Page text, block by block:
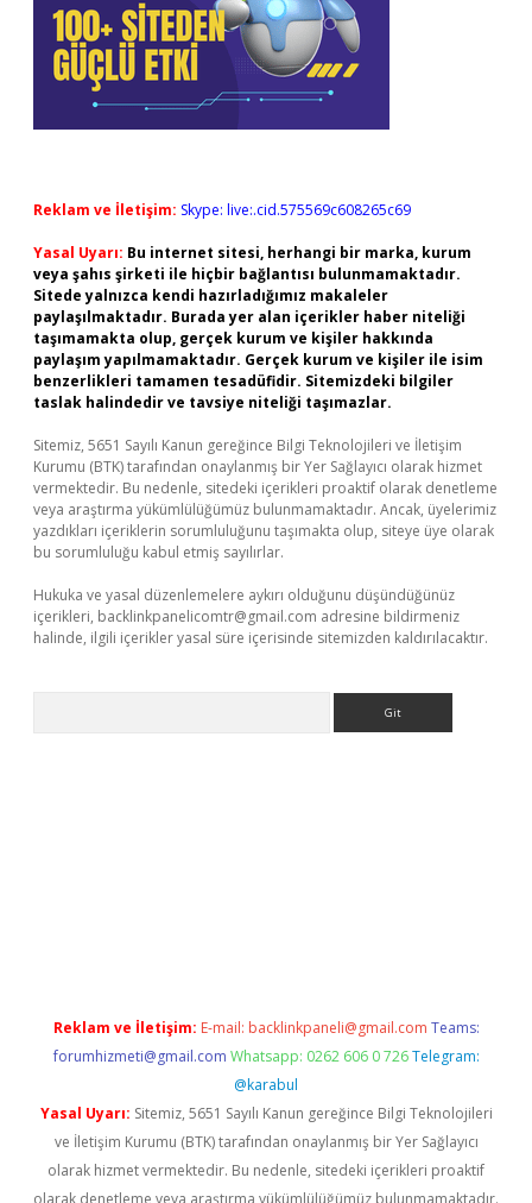
Reklam ve İletişim: Skype: live:.cid.575569c608265c69
Yasal Uyarı: Bu internet sitesi, herhangi bir marka, kurum
veya şahıs şirketi ile hiçbir bağlantısı bulunmamaktadır.
Sitede yalnızca kendi hazırladığımız makaleler
paylaşılmaktadır. Burada yer alan içerikler haber niteliği
taşımamakta olup, gerçek kurum ve kişiler hakkında
paylaşım yapılmamaktadır. Gerçek kurum ve kişiler ile isim
benzerlikleri tamamen tesadüfidir. Sitemizdeki bilgiler
taslak halindedir ve tavsiye niteliği taşımazlar.
Sitemiz, 5651 Sayılı Kanun gereğince Bilgi Teknolojileri ve İletişim
Kurumu (BTK) tarafından onaylanmış bir Yer Sağlayıcı olarak hizmet
vermektedir. Bu nedenle, sitedeki içerikleri proaktif olarak denetleme
veya araştırma yükümlülüğümüz bulunmamaktadır. Ancak, üyelerimiz
yazdıkları içeriklerin sorumluluğunu taşımakta olup, siteye üye olarak
bu sorumluluğu kabul etmiş sayılırlar.
Hukuka ve yasal düzenlemelere aykırı olduğunu düşündüğünüz
içerikleri, backlinkpanelicomtr@gmail.com adresine bildirmeniz
halinde, ilgili içerikler yasal süre içerisinde sitemizden kaldırılacaktır.
Reklam ve İletişim: E-mail: backlinkpaneli@gmail.com Teams:
forumhizmeti@gmail.com Whatsapp: 0262 606 0 726 Telegram:
@karabul
Yasal Uyarı: Sitemiz, 5651 Sayılı Kanun gereğince Bilgi Teknolojileri
ve İletişim Kurumu (BTK) tarafından onaylanmış bir Yer Sağlayıcı
olarak hizmet vermektedir. Bu nedenle, sitedeki içerikleri proaktif
olarak denetleme veya araştırma yükümlülüğümüz bulunmamaktadır.